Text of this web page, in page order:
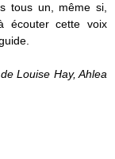
tous un, même si,
écouter cette voix
Louise Hay, Ahlea